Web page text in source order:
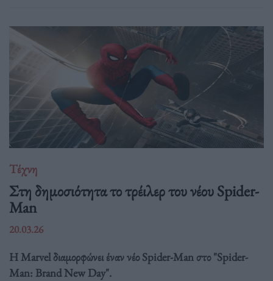
Τέχνη
Στη δημοσιότητα το τρέιλερ του νέου Spider-
Man
20.03.26
Η Marvel διαμορφώνει έναν νέο Spider-Man στο "Spider-
Man: Brand New Day".